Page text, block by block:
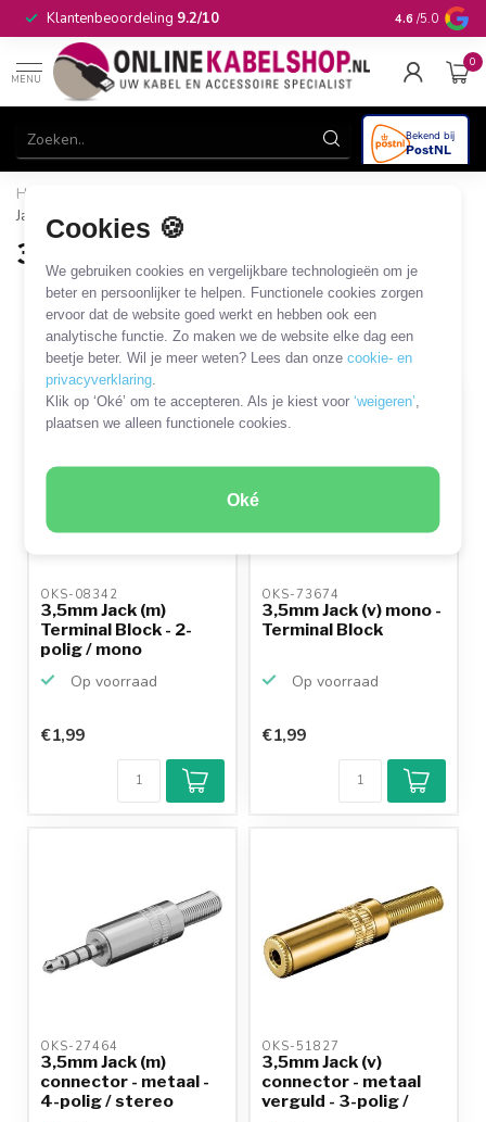
Cookies 🍪
We gebruiken cookies en vergelijkbare technologieën om je
beter en persoonlijker te helpen. Functionele cookies zorgen
ervoor dat de website goed werkt en hebben ook een
analytische functie. Zo maken we de website elke dag een
beetje beter. Wil je meer weten? Lees dan onzecookie- en
privacyverklaring
Klik op ‘Oké’ om te accepteren. Als je kiest voor‘weigeren’
plaatsen we alleen functionele cookies.
Oké
Klantenbeoordeling 9.2/10 Op
in huis
4.6 /5.0
MENU
0
Home
Jack connectoren
3,5mm Jack connectoren
50 PRODUCTEN
Filters SORTEER OP
OKS-08342
3,5mm Jack (m)
Terminal Block - 2-
polig / mono
Op voorraad
€1,99
OKS-73674
3,5mm Jack (v) mono -
Terminal Block
Op voorraad
€1,99
OKS-27464
3,5mm Jack (m)
connector - metaal -
4-polig / stereo
OKS-51827
3,5mm Jack (v)
connector - metaal
verguld - 3-polig /